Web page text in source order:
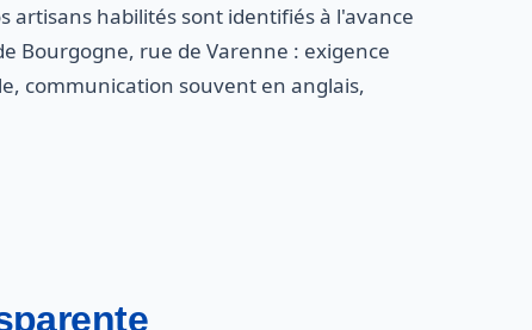
artisans habilités sont identifiés à l'avance
Bourgogne, rue de Varenne : exigence
communication souvent en anglais,